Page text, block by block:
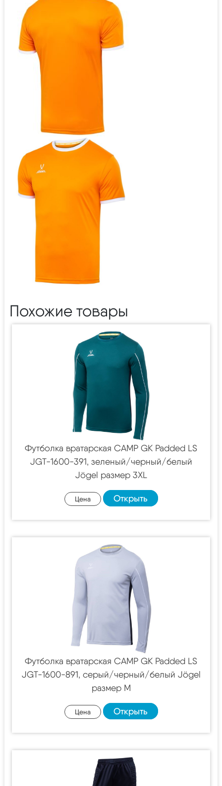
Похожие товары
Футболка вратарская CAMP GK Padded LS
JGT-1600-391, зеленый/черный/белый
Jögel размер 3XL
Цена Открыть
Футболка вратарская CAMP GK Padded LS
JGT-1600-891, серый/черный/белый Jögel
размер M
Цена Открыть